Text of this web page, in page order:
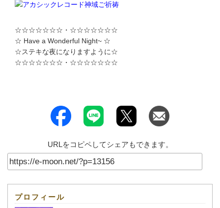
☆☆☆☆☆☆☆・☆☆☆☆☆☆☆
☆ Have a Wonderful Night~ ☆
☆ステキな夜になりますように☆
☆☆☆☆☆☆☆・☆☆☆☆☆☆☆
URLをコピペしてシェアもできます。
プロフィール